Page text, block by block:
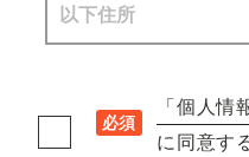
必須
「個人
に同意す